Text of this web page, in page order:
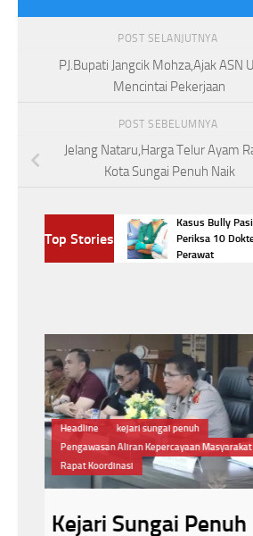
POST SELANJUTNYA
PJ.Bupati Jangcik Mohza,Ajak ASN
Mencintai Pekerjaan
POST SEBELUMNYA
Jelang Nataru,Harga Telur Ayam
Kota Sungai Penuh Naik
Top Stories
Terjadi pada
Kasus Bully Pasien
Periksa 10 Dokter,
Perawat
#Jaga Kesehatan
Headline
Jaga Kesehatan Mata
Manfaat Makan